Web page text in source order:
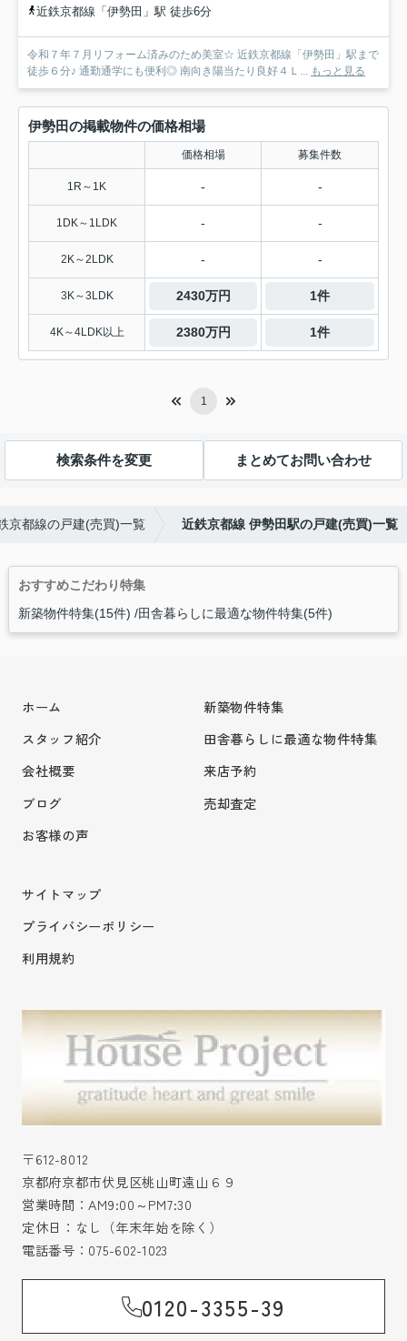
近鉄京都線「伊勢田」駅 徒歩6分
令和７年７月リフォーム済みのため美室☆ 近鉄京都線「伊勢田」駅まで
徒歩６分♪ 通勤通学にも便利◎ 南向き陽当たり良好４Ｌ...
もっと見る
伊勢田の掲載物件の価格相場
価格相場 募集件数
1R～1K - -
1DK～1LDK - -
2K～2LDK - -
3K～3LDK 2430万円 1件
4K～4LDK以上 2380万円 1件
1
検索条件を変更 まとめてお問い合わせ
京都線の戸建(売買)一覧 近鉄京都線 伊勢田駅の戸建(売買)一覧
おすすめこだわり特集
新築物件特集(15件) 田舎暮らしに最適な物件特集(5件)
ホーム
スタッフ紹介
会社概要
ブログ
お客様の声
新築物件特集
田舎暮らしに最適な物件特集
来店予約
売却査定
サイトマップ
プライバシーポリシー
利用規約
〒612-8012
京都府京都市伏見区桃山町遠山６９
営業時間：AM9:00～PM7:30
定休日：なし（年末年始を除く）
電話番号： 075-602-1023
0120-3355-39